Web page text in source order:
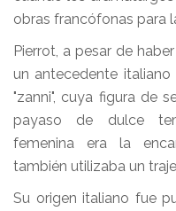
obras francófonas para
Pierrot, a pesar de
un antecedente
"zanni", cuya figura de
payaso de dulce
femenina era la
también utilizaba un
Su origen italiano fue